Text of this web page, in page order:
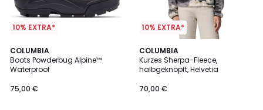
10% EXTRA*
COLUMBIA
Boots Powderbug Alpine™
Waterproof
75,00 €
10% EXTRA*
COLUMBIA
Kurzes Sherpa-Fleece,
halbgeknöpft, Helvetia
70,00 €